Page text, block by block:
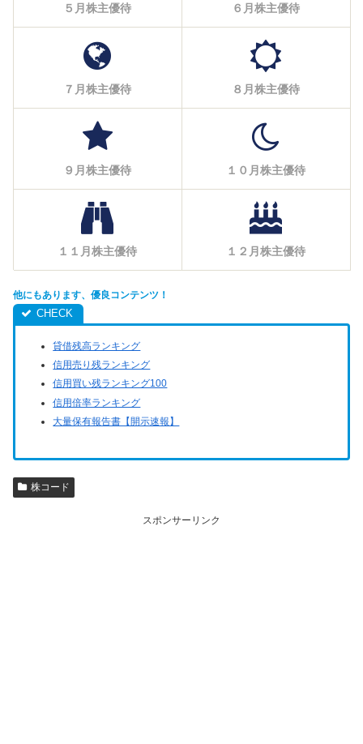
５月株主優待 ６月株主優待
７月株主優待 ８月株主優待
９月株主優待 １０月株主優待
１１月株主優待 １２月株主優待
他にもあります、優良コンテンツ！
貸借残高ランキング
信用売り残ランキング
信用買い残ランキング100
信用倍率ランキング
大量保有報告書【開示速報】
株コード
スポンサーリンク